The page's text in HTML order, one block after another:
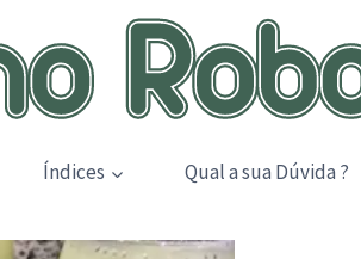
Índices Qual a sua Dúvida ?